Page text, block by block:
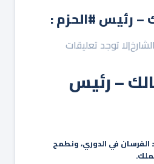
– رئيس #الحزم :
|لا توجد تعليقات
– رئيس
في الدوري، ونطمح